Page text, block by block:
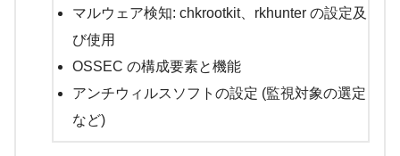
マルウェア検知: chkrootkit、rkhunter の設定及
び使用
OSSEC の構成要素と機能
アンチウィルスソフトの設定 (監視対象の選定
など)